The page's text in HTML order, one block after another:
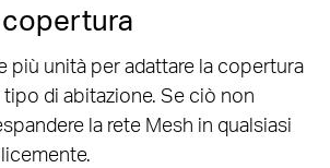
più unità per adattare la copertura
tipo di abitazione. Se ciò non
la rete Mesh in qualsiasi